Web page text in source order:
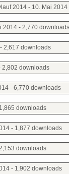
2014 - 10. Mai
2014 - 2,770 downloads
2,617 downloads
2,802 downloads
- 6,770 downloads
downloads
- 1,877 downloads
downloads
- 1,902 downloads